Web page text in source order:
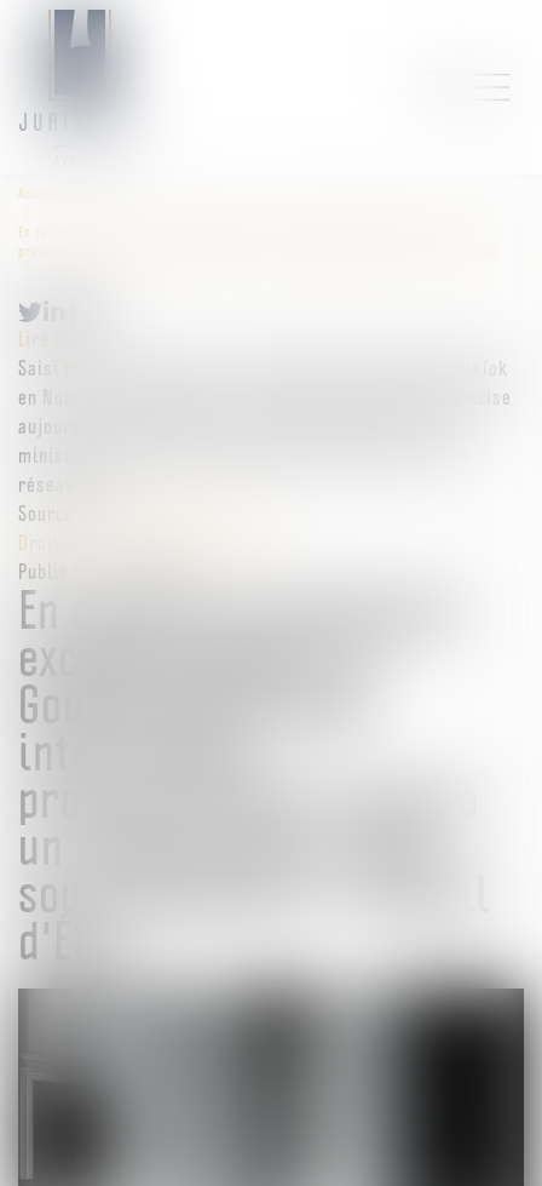
Accueil
En cas de circonstances exceptionnelles, le Gouvernement peut interrompre
provisoirement l’accès à un réseau social, mais sous conditions - Conseil d'État
En cas de circonstances
exceptionnelles, le
Gouvernement peut
interrompre
provisoirement l’accès à
un réseau social, mais
sous conditions - Conseil
d'État
Publié le :
Droit public
Source :
Saisi pour se prononcer sur la légalité du blocage de TikTok
en Nouvelle-Calédonie en mai 2024, le Conseil d’État précise
aujourd’hui les conditions dans lesquelles le Premier
ministre peut interrompre provisoirement l’accès à un
réseau social...
Lire la suite